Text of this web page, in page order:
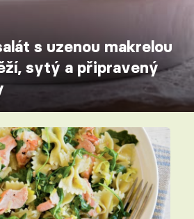
s uzenou makrelou
sytý a připravený